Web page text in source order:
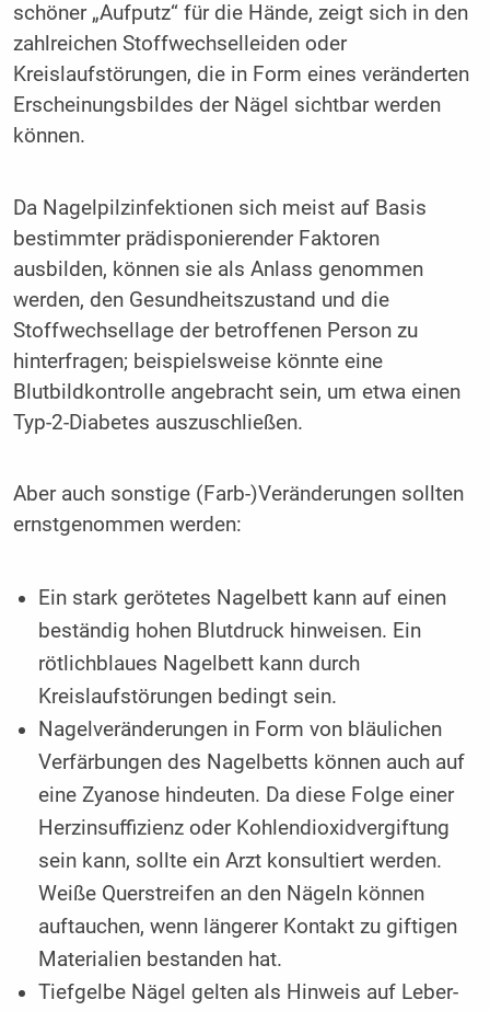
schöner „Aufputz“ für die Hände, zeigt sich in den
zahlreichen Stoffwechselleiden oder
Kreislaufstörungen, die in Form eines veränderten
Erscheinungsbildes der Nägel sichtbar werden
können.
Da Nagelpilzinfektionen sich meist auf Basis
bestimmter prädisponierender Faktoren
ausbilden, können sie als Anlass genommen
werden, den Gesundheitszustand und die
Stoffwechsellage der betroffenen Person zu
hinterfragen; beispielsweise könnte eine
Blutbildkontrolle angebracht sein, um etwa einen
Typ-2-Diabetes auszuschließen.
Aber auch sonstige (Farb-)Veränderungen sollten
ernstgenommen werden:
Ein stark gerötetes Nagelbett kann auf einen
beständig hohen Blutdruck hinweisen. Ein
rötlichblaues Nagelbett kann durch
Kreislaufstörungen bedingt sein.
Nagelveränderungen in Form von bläulichen
Verfärbungen des Nagelbetts können auch auf
eine Zyanose hindeuten. Da diese Folge einer
Herzinsuffizienz oder Kohlendioxidvergiftung
sein kann, sollte ein Arzt konsultiert werden.
Weiße Querstreifen an den Nägeln können
auftauchen, wenn längerer Kontakt zu giftigen
Materialien bestanden hat.
Tiefgelbe Nägel gelten als Hinweis auf Leber-